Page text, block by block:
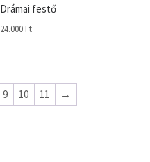
Drámai festő
24.000 Ft
9 10 11 →